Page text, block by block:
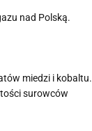
nad Polską.
miedzi i kobaltu.
surowców